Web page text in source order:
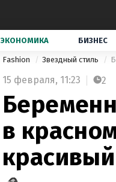
ЭКОНОМИКА БИЗНЕС
Fashion Звездный стиль
15 февраля, 11:23 2
в